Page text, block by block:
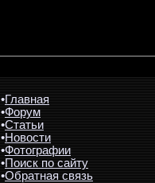
•Главная
•Форум
•Статьи
•Новости
•Фотографии
•Поиск по сайту
•Обратная связь